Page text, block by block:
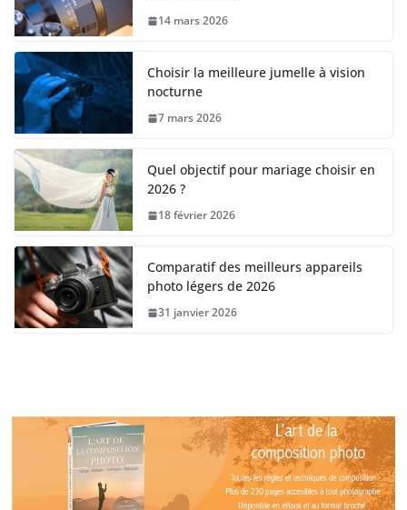
14 mars 2026
Choisir la meilleure jumelle à vision
nocturne
7 mars 2026
Quel objectif pour mariage choisir en
2026 ?
18 février 2026
Comparatif des meilleurs appareils
photo légers de 2026
31 janvier 2026